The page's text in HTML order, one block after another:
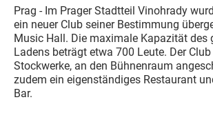
Prag - Im Prager Stadtteil Vinohrady
ein neuer Club seiner Bestimmung
Music Hall. Die maximale Kapazität des
Ladens beträgt etwa 700 Leute. Der
Stockwerke, an den Bühnenraum
zudem ein eigenständiges Restaurant
Bar.